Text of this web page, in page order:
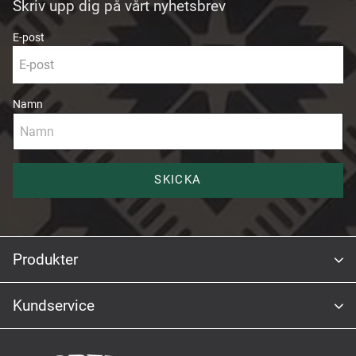
Skriv upp dig på vårt nyhetsbrev
E-post
Namn
SKICKA
Produkter
Kundservice